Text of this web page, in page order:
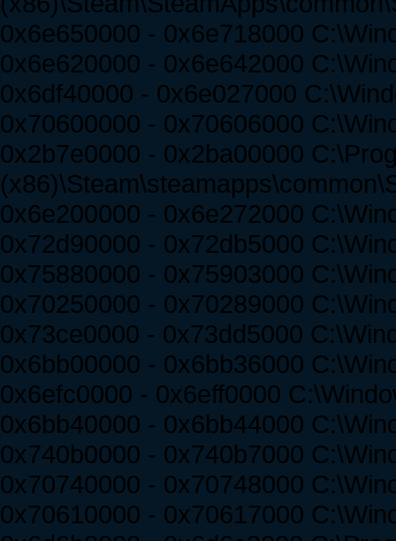
0x6e650000 - 0x6e718000
0x6e620000 - 0x6e642000
0x6df40000 - 0x6e027000
0x70600000 - 0x70606000
0x2b7e0000 - 0x2ba00000
0x6e200000 - 0x6e272000
0x72d90000 - 0x72db5000
0x75880000 - 0x75903000
0x70250000 - 0x70289000
0x73ce0000 - 0x73dd5000
0x6bb00000 - 0x6bb36000
0x6efc0000 - 0x6eff0000
0x6bb40000 - 0x6bb44000
0x740b0000 - 0x740b7000
0x70740000 - 0x70748000
0x70610000 - 0x70617000